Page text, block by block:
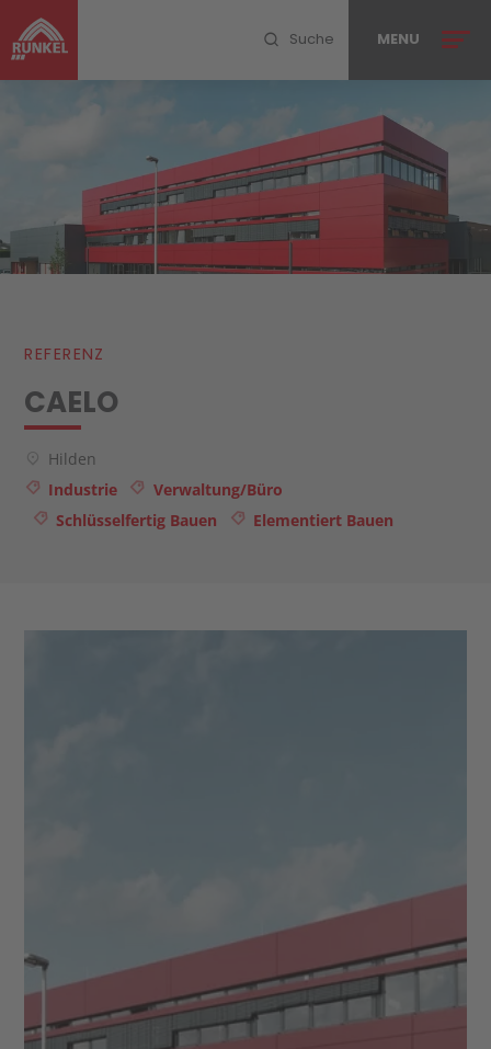
Suche
MENU
Ihr Projekt
Leistungen
Unternehmen
Blog
Kontakt
Infocenter
REFERENZ
CAELO
Hilden
Industrie
Verwaltung/Büro
Schlüsselfertig Bauen
Elementiert Bauen